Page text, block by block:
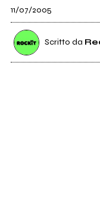
11/07/2005
Scritto da